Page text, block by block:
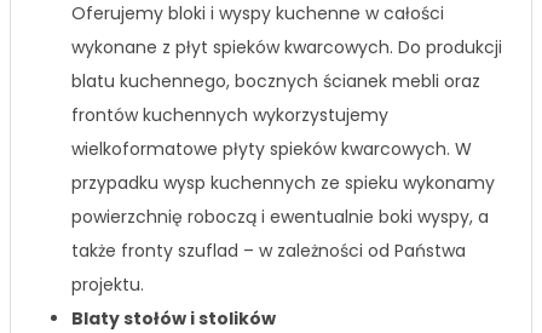
Oferujemy bloki i wyspy kuchenne w całości
wykonane z płyt spieków kwarcowych. Do produkcji
blatu kuchennego, bocznych ścianek mebli oraz
frontów kuchennych wykorzystujemy
wielkoformatowe płyty spieków kwarcowych. W
przypadku wysp kuchennych ze spieku wykonamy
powierzchnię roboczą i ewentualnie boki wyspy, a
także fronty szuflad – w zależności od Państwa
projektu.
Blaty stołów i stolików